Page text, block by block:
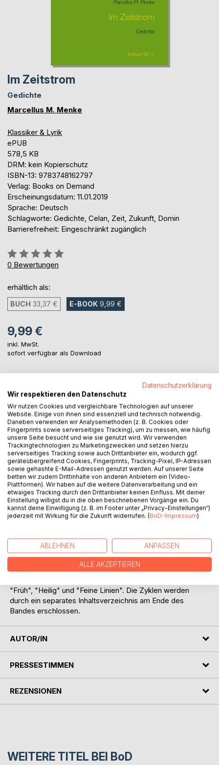
Im Zeitstrom
Gedichte
Marcellus M. Menke
Klassiker & Lyrik
ePUB
578,5 KB
DRM: kein Kopierschutz
ISBN-13: 9783748162797
Verlag: Books on Demand
Erscheinungsdatum: 11.01.2019
Sprache: Deutsch
Schlagworte: Gedichte, Celan, Zeit, Zukunft, Domin
Barrierefreiheit: Eingeschränkt zugänglich
Bewertung::
0%
0 Bewertungen
erhältlich als:
BUCH 33,37 € E-BOOK 9,99 €
9,99 €
inkl. MwSt.
sofort verfügbar als Download
Auf die Merkliste
Titel bewerten
BESCHREIBUNG
die gut vierhundert Gedichte aus der ersten Hälfte des
Jahres 2017 in der Reihenfolge ihres Entstehens. Darin
enthalten die Zyklen "Verstrichen", "Geschriebene
Moleküle", "Erschüttert", "Meditationen", "Dialog",
"Früh", "Heilig" und "Feine Linien". Die Zyklen werden
durch ein separates Inhaltsverzeichnis am Ende des
Bandes erschlossen.
AUTOR/IN
PRESSESTIMMEN
REZENSIONEN
WEITERE TITEL BEI BoD
Datenschutzerklärung
Wir respektieren den Datenschutz
Wir nutzen Cookies und vergleichbare Technologien auf unserer
Website. Einige von ihnen sind essenziell und technisch notwendig.
Daneben verwenden wir Analysemethoden (z. B. Cookies oder
Fingerprints sowie serverseitiges Tracking), um zu messen, wie häufig
unsere Seite besucht und wie sie genutzt wird. Wir verwenden
Trackingtechnologien zu Marketingzwecken und setzen hierzu
serverseitiges Tracking sowie auch Drittanbieter ein, wodurch ggf.
geräteübergreifend Cookies, Fingerprints, Tracking-Pixel, IP-Adressen
sowie gehashte E-Mail-Adressen genutzt werden. Auf unserer Seite
betten wir zudem Drittinhalte von anderen Anbietern ein (Video-
Plattformen). Wir haben auf die weitere Datenverarbeitung und ein
etwaiges Tracking durch den Drittanbieter keinen Einfluss. Mit deiner
Einstellung willigst du in die oben beschriebenen Vorgänge ein. Du
kannst deine Einwilligung (z. B. im Footer unter „Privacy-Einstellungen“)
jederzeit mit Wirkung für die Zukunft widerrufen. (BoD-Impressum)
ABLEHNEN ANPASSEN
ALLE AKZEPTIEREN